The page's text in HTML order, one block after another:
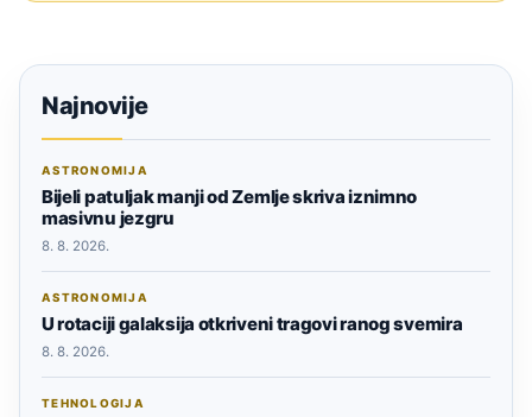
Najnovije
ASTRONOMIJA
Bijeli patuljak manji od Zemlje skriva iznimno
masivnu jezgru
8. 8. 2026.
ASTRONOMIJA
U rotaciji galaksija otkriveni tragovi ranog svemira
8. 8. 2026.
TEHNOLOGIJA